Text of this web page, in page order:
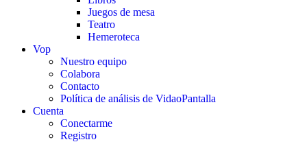
Juegos de mesa
Teatro
Hemeroteca
Vop
Nuestro equipo
Colabora
Contacto
Política de análisis de VidaoPantalla
Cuenta
Conectarme
Registro